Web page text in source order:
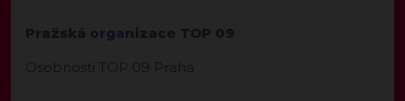
Pražská organizace TOP 09
Osobnosti TOP 09 Praha